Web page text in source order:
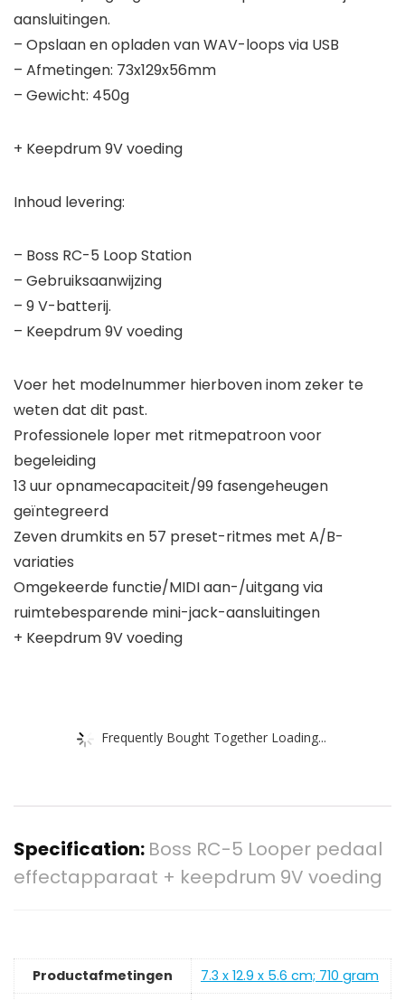
aansluitingen.
– Opslaan en opladen van WAV-loops via USB
– Afmetingen: 73x129x56mm
– Gewicht: 450g
+ Keepdrum 9V voeding
Inhoud levering:
– Boss RC-5 Loop Station
– Gebruiksaanwijzing
– 9 V-batterij.
– Keepdrum 9V voeding
Voer het modelnummer hierboven inom zeker te
weten dat dit past.
Professionele loper met ritmepatroon voor
begeleiding
13 uur opnamecapaciteit/99 fasengeheugen
geïntegreerd
Zeven drumkits en 57 preset-ritmes met A/B-
variaties
Omgekeerde functie/MIDI aan-/uitgang via
ruimtebesparende mini-jack-aansluitingen
+ Keepdrum 9V voeding
Frequently Bought Together Loading...
Specification: Boss RC-5 Looper pedaal
effectapparaat + keepdrum 9V voeding
Productafmetingen ‎7.3 x 12.9 x 5.6 cm; 710 gram